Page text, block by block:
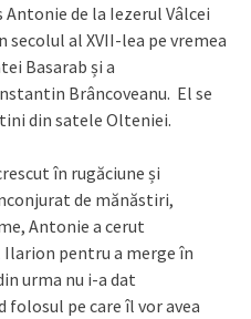
de la Iezerul Vâlcei
al XVII-lea pe vremea
Basarab și a
Brâncoveanu. El se
din satele Olteniei.
în rugăciune și
de mănăstiri,
Antonie a cerut
Ilarion pentru a merge în
urma nu i-a dat
pe care îl vor avea